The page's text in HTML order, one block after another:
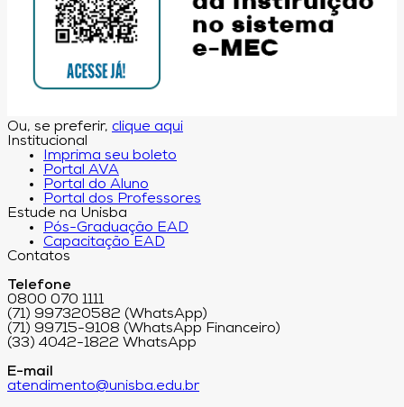
Ou, se preferir, clique aqui
Institucional
Imprima seu boleto
Portal AVA
Portal do Aluno
Portal dos Professores
Estude na Unisba
Pós-Graduação EAD
Capacitação EAD
Contatos
Telefone
0800 070 1111
(71) 997320582 (WhatsApp)
(71) 99715-9108 (WhatsApp Financeiro)
(33) 4042-1822 WhatsApp
E-mail
atendimento@unisba.edu.br